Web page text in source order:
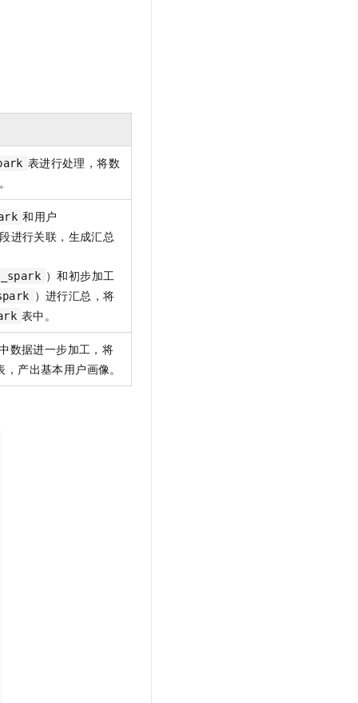
表进行处理，将数
和用户
进行关联，生成汇总
）和初步加工
）进行汇总，将
表中。
数据进一步加工，将
，产出基本用户画像。
提取
一步搞定创意建站